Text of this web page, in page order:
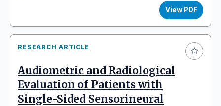
View PDF
RESEARCH ARTICLE
Audiometric and Radiological
Evaluation of Patients with
Single-Sided Sensorineural